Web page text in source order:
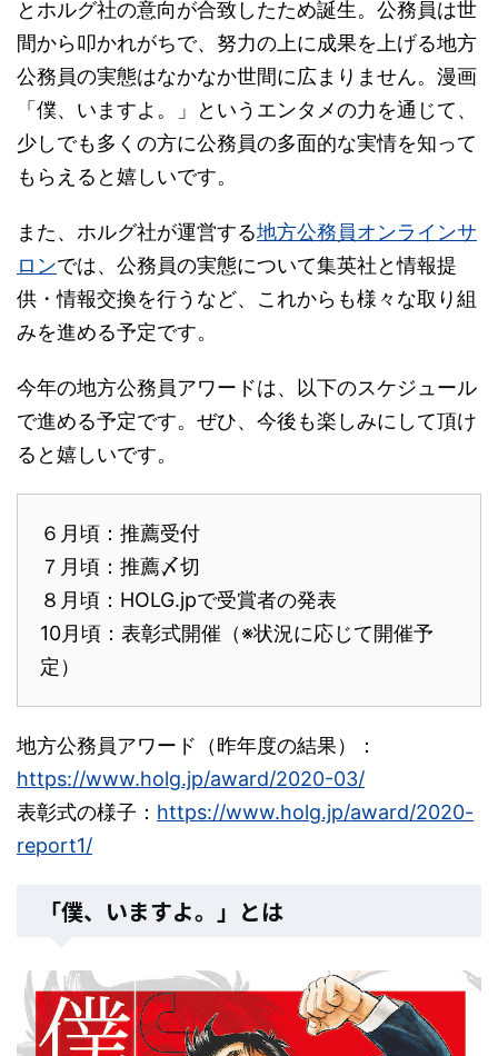
とホルグ社の意向が合致したため誕生。公務員は世
間から叩かれがちで、努力の上に成果を上げる地方
公務員の実態はなかなか世間に広まりません。漫画
「僕、いますよ。」というエンタメの力を通じて、
少しでも多くの方に公務員の多面的な実情を知って
もらえると嬉しいです。
また、ホルグ社が運営する地方公務員オンラインサ
ロンでは、公務員の実態について集英社と情報提
供・情報交換を行うなど、これからも様々な取り組
みを進める予定です。
今年の地方公務員アワードは、以下のスケジュール
で進める予定です。ぜひ、今後も楽しみにして頂け
ると嬉しいです。
６月頃：推薦受付
７月頃：推薦〆切
８月頃：HOLG.jpで受賞者の発表
10月頃：表彰式開催（※状況に応じて開催予
定）
地方公務員アワード（昨年度の結果）：
https://www.holg.jp/award/2020-03/
表彰式の様子： https://www.holg.jp/award/2020-
report1/
「僕、いますよ。」とは